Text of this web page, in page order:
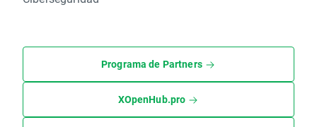
Programa de Partners
XOpenHub.pro